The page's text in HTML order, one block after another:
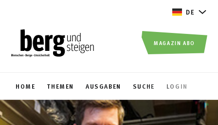
DE
HOME THEMEN AUSGABEN SUCHE LOGIN
MAGAZIN ABO